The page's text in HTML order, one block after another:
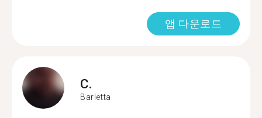
앱 다운로드
C.
Barletta